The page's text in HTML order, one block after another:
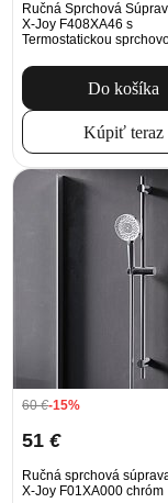
Ručná Sprchová
X-Joy F408XA46 s
Termostatickou
Do košíka
Kúpiť teraz
60€-15%
51 €
Ručná sprchová
X-Joy F01XA000 chróm